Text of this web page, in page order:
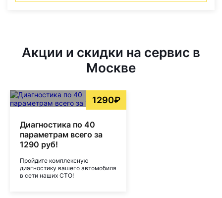
Акции и скидки на сервис в
Москве
1290₽
Диагностика по 40
параметрам всего за
1290 руб!
Пройдите комплексную
диагностику вашего автомобиля
в сети наших СТО!